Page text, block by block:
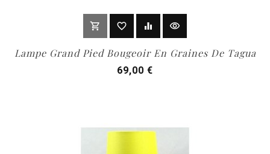
shopping_cart out of stock
favorite_border equalizer visibility
Lampe Grand Pied Bougeoir En Graines De Tagua
69,00 €